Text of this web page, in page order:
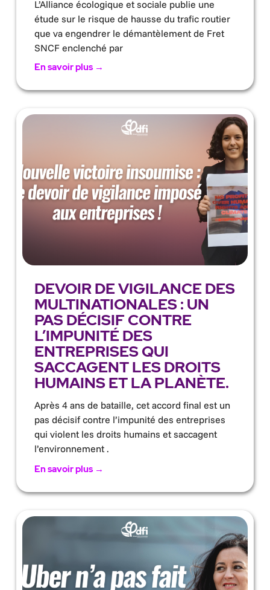
L’Alliance écologique et sociale publie une
étude sur le risque de hausse du trafic routier
que va engendrer le démantèlement de Fret
SNCF enclenché par
En savoir plus →
DEVOIR DE VIGILANCE DES
MULTINATIONALES : UN
PAS DÉCISIF CONTRE
L’IMPUNITÉ DES
ENTREPRISES QUI
SACCAGENT LES DROITS
HUMAINS ET LA PLANÈTE.
Après 4 ans de bataille, cet accord final est un
pas décisif contre l’impunité des entreprises
qui violent les droits humains et saccagent
l’environnement .
En savoir plus →